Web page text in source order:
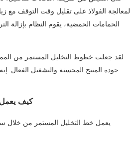
لمعالجة الفولاذ على تقليل وقت التوقف مع
الحمامات الحمضية، يقوم النظام بإزالة
لقد جعلت خطوط التخليل المستمر من
جودة المنتج المحسنة والتشغيل الفعال.
كيف
يعمل خط التخليل المستمر من خلال